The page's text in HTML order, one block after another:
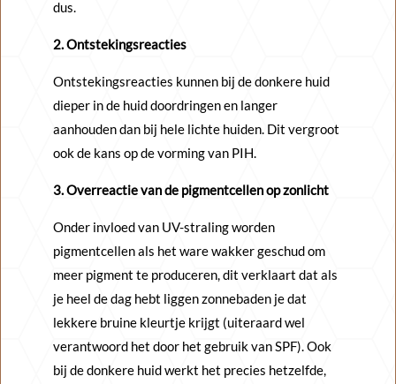
dus.
2. Ontstekingsreacties
Ontstekingsreacties kunnen bij de donkere huid
dieper in de huid doordringen en langer
aanhouden dan bij hele lichte huiden. Dit vergroot
ook de kans op de vorming van PIH.
3. Overreactie van de pigmentcellen op zonlicht
Onder invloed van UV-straling worden
pigmentcellen als het ware wakker geschud om
meer pigment te produceren, dit verklaart dat als
je heel de dag hebt liggen zonnebaden je dat
lekkere bruine kleurtje krijgt (uiteraard wel
verantwoord het door het gebruik van SPF). Ook
bij de donkere huid werkt het precies hetzelfde,